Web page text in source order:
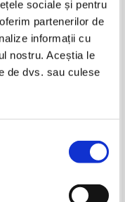
sociale și pentru
partenerilor de
informații cu
nostru. Aceștia le
de dvs. sau culese
Igna - Starea de urgenta